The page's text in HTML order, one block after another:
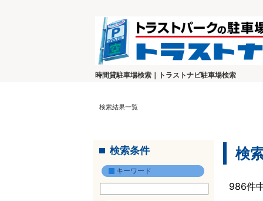
時間貸駐車場検索｜トラストナビ駐車場検索
検索結果一覧
検索条件
キーワード
検
986件